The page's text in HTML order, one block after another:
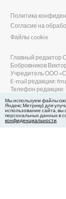
Политика
Согласие на
Файлы cookie
Главный редактор
Бобровников
Учредитель ООО
E-mail редакции:
Телефон редакции:
Сайт разработан и
Мы используем файлы
Яндекс.Метрику) для
использование сайта,
персональных данных в
конфиденциальности